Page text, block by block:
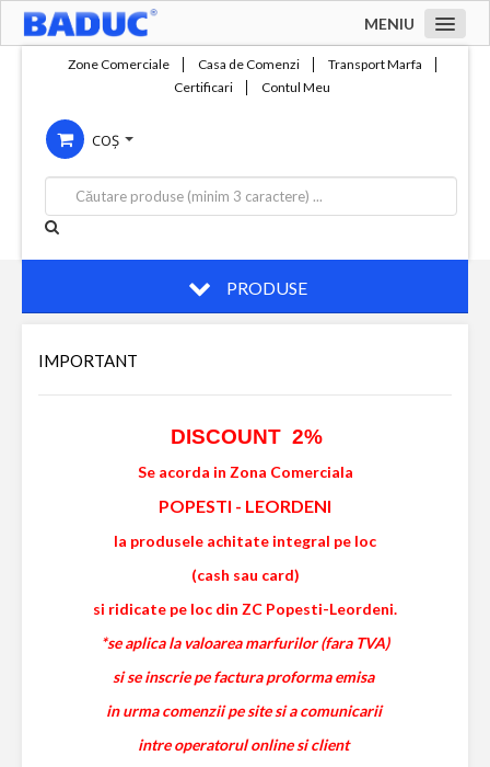
MENIU
Compania
Servicii
Productie
Contact
Zone Comerciale Casa de Comenzi
Transport Marfa
Certificari
Contul Meu
COȘ
PRODUSE
IMPORTANT
DISCOUNT 2%
Se acorda in Zona Comerciala
POPESTI - LEORDENI
la produsele achitate integral pe loc
(cash sau card)
si ridicate pe loc din ZC Popesti-Leordeni.
*se aplica la valoarea marfurilor (fara TVA)
si se inscrie pe factura proforma emisa
in urma comenzii pe site si a comunicarii
intre operatorul online si client